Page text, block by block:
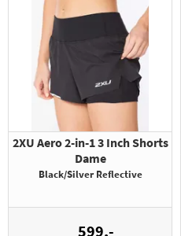
2XU Aero 2-in-1 3 Inch Shorts
Dame
Black/Silver Reflective
599,-